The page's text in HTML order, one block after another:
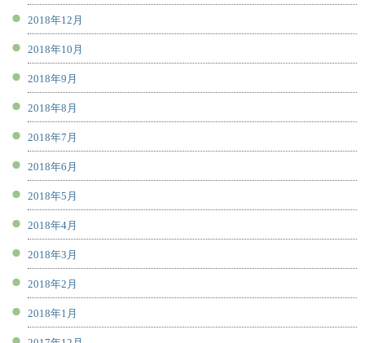
2018年12月
2018年10月
2018年9月
2018年8月
2018年7月
2018年6月
2018年5月
2018年4月
2018年3月
2018年2月
2018年1月